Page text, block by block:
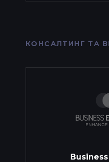
КОНСАЛТИНГ ТА